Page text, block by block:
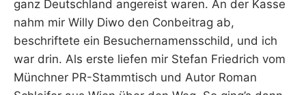
ganz Deutschland angereist waren. An der Kasse
nahm mir Willy Diwo den Conbeitrag ab,
beschriftete ein Besuchernamensschild, und ich
war drin. Als erste liefen mir Stefan Friedrich vom
Münchner PR-Stammtisch und Autor Roman